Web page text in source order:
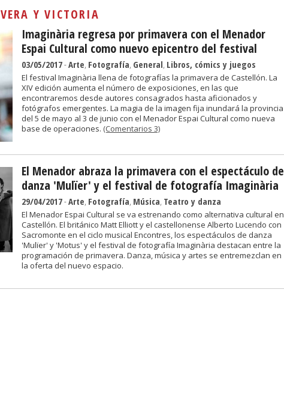
VERA Y VICTORIA
Imaginària regresa por primavera con el Menador
Espai Cultural como nuevo epicentro del festival
03/05/2017-Arte, Fotografía, General, Libros, cómics y juegos
El festival Imaginària llena de fotografías la primavera de Castellón. La
XIV edición aumenta el número de exposiciones, en las que
encontraremos desde autores consagrados hasta aficionados y
fotógrafos emergentes. La magia de la imagen fija inundará la provincia
del 5 de mayo al 3 de junio con el Menador Espai Cultural como nueva
base de operaciones. (Comentarios 3)
El Menador abraza la primavera con el espectáculo de
danza 'Mulïer' y el festival de fotografía Imaginària
29/04/2017-Arte, Fotografía, Música, Teatro y danza
El Menador Espai Cultural se va estrenando como alternativa cultural en
Castellón. El británico Matt Elliott y el castellonense Alberto Lucendo con
Sacromonte en el ciclo musical Encontres, los espectáculos de danza
'Mulïer' y 'Motus' y el festival de fotografía Imaginària destacan entre la
programación de primavera. Danza, música y artes se entremezclan en
la oferta del nuevo espacio.